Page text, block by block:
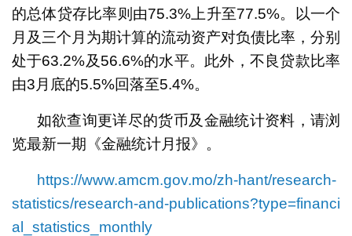
的总体贷存比率则由75.3%上升至77.5%。以一个
月及三个月为期计算的流动资产对负债比率，分别
处于63.2%及56.6%的水平。此外，不良贷款比率
由3月底的5.5%回落至5.4%。
如欲查询更详尽的货币及金融统计资料，请浏
览最新一期《金融统计月报》。
https://www.amcm.gov.mo/zh-hant/research-
statistics/research-and-publications?type=financi
al_statistics_monthly